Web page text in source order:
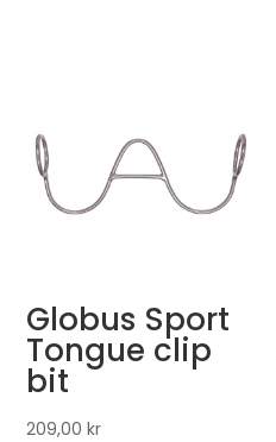
Globus Sport
Tongue clip
bit
209,00kr